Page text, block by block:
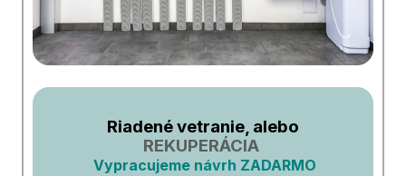
Riadené vetranie, alebo
REKUPERÁCIA
Vypracujeme návrh ZADARMO